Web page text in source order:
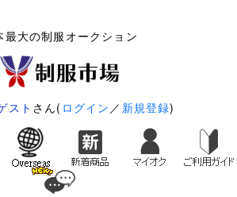
最大の制服オークション
スト さん( ログイン ／ 新規登録)